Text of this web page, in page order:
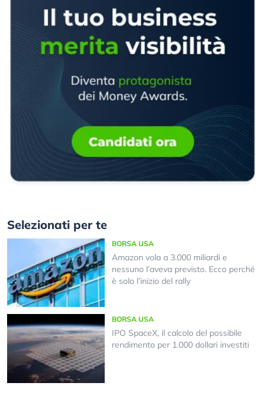
Selezionati per te
BORSA USA
Amazon vola a 3.000 miliardi e
nessuno l’aveva previsto. Ecco perché
è solo l’inizio del rally
BORSA USA
IPO SpaceX, il calcolo del possibile
rendimento per 1.000 dollari investiti